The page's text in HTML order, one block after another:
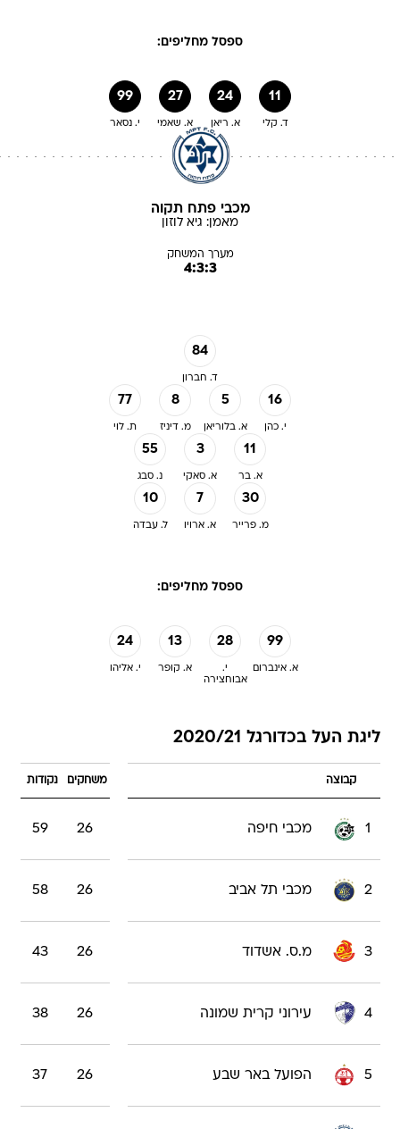
ספסל מחליפים:
99
י. נסאר
27
א. שאמי
24
א. ריאן
11
ד. קלי
מכבי פתח תקוה
מאמן: גיא לוזון
מערך המשחק
4:3:3
84
ד. חברון
77
ת. לוי
8
מ. דיניז
5
א. בלוריאן
16
י. כהן
55
נ. סבג
3
א. סאקי
11
א. בר
10
ל. עבדה
7
א. ארויו
30
מ. פרייר
ספסל מחליפים:
24
י. אליהו
13
א. קופר
28
י.
אבוחצירה
99
א. אינברום
ליגת העל בכדורגל 2020/21
קבוצה משחקים נקודות
1 מכבי חיפה 26
59
2 מכבי תל אביב 26
58
3 מ.ס. אשדוד 26
43
4 עירוני קרית שמונה 26
38
5 הפועל באר שבע 26
37